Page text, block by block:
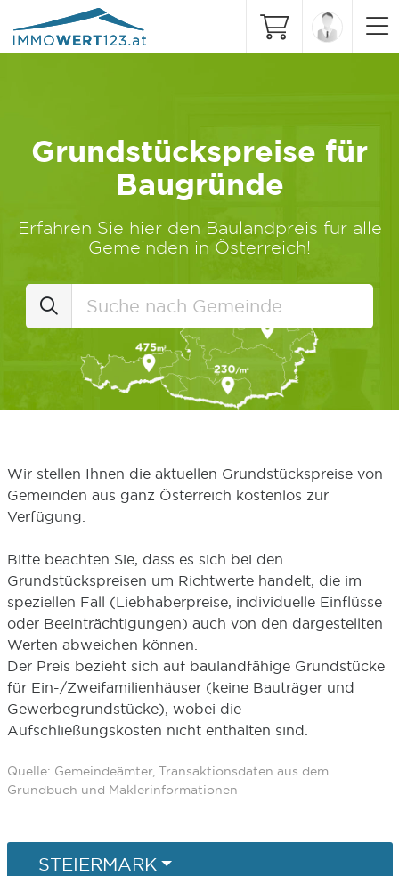
Grundstückspreise für
Baugründe
Erfahren Sie hier den Baulandpreis für alle
Gemeinden in Österreich!
Wir stellen Ihnen die aktuellen Grundstückspreise von
Gemeinden aus ganz Österreich kostenlos zur
Verfügung.
Bitte beachten Sie, dass es sich bei den
Grundstückspreisen um Richtwerte handelt, die im
speziellen Fall (Liebhaberpreise, individuelle Einflüsse
oder Beeinträchtigungen) auch von den dargestellten
Werten abweichen können.
Der Preis bezieht sich auf baulandfähige Grundstücke
für Ein-/Zweifamilienhäuser (keine Bauträger und
Gewerbegrundstücke), wobei die
Aufschließungskosten nicht enthalten sind.
Quelle: Gemeindeämter, Transaktionsdaten aus dem
Grundbuch und Maklerinformationen
STEIERMARK